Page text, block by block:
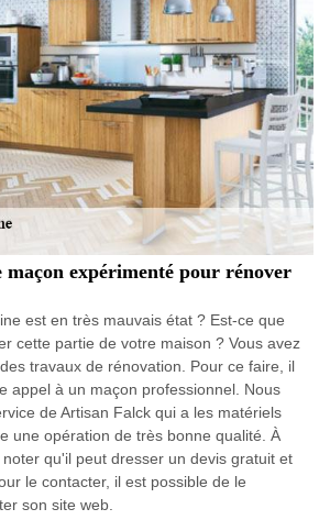
expérimenté pour rénover
est en très mauvais état ? Est-ce que
cette partie de votre maison ? Vous avez
travaux de rénovation. Pour ce faire, il
appel à un maçon professionnel. Nous
de Artisan Falck qui a les matériels
une opération de très bonne qualité. À
qu'il peut dresser un devis gratuit et
le contacter, il est possible de le
son site web.